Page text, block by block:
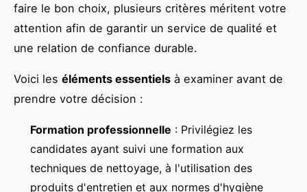
faire le bon choix, plusieurs critères méritent votre
attention afin de garantir un service de qualité et
une relation de confiance durable.
Voici les éléments essentiels à examiner avant de
prendre votre décision :
Formation professionnelle : Privilégiez les
candidates ayant suivi une formation aux
techniques de nettoyage, à l'utilisation des
produits d'entretien et aux normes d'hygiène